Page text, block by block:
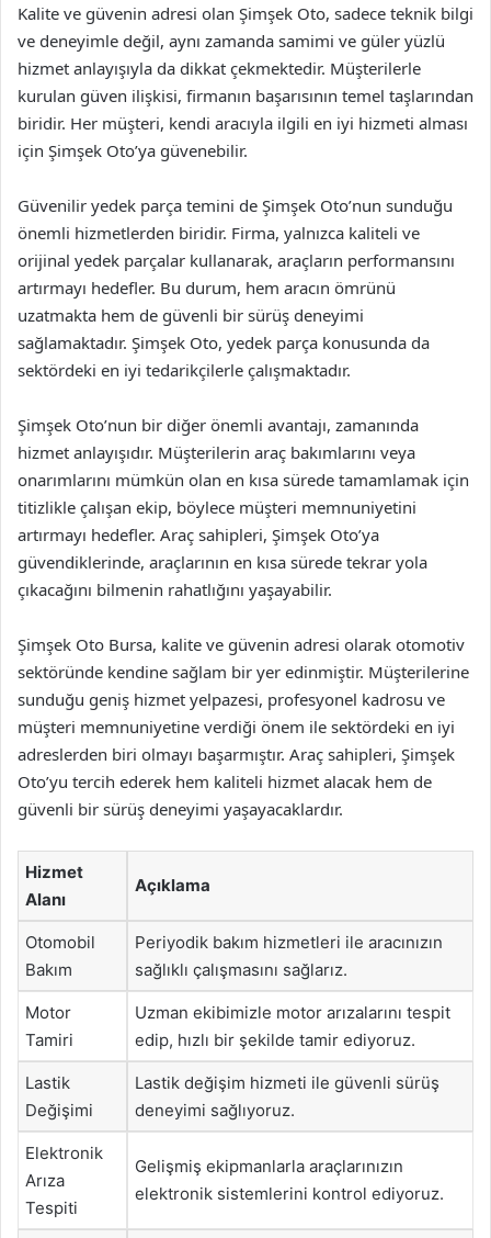
Kalite ve güvenin adresi olan Şimşek Oto, sadece teknik bilgi
ve deneyimle değil, aynı zamanda samimi ve güler yüzlü
hizmet anlayışıyla da dikkat çekmektedir. Müşterilerle
kurulan güven ilişkisi, firmanın başarısının temel taşlarından
biridir. Her müşteri, kendi aracıyla ilgili en iyi hizmeti alması
için Şimşek Oto’ya güvenebilir.
Güvenilir yedek parça temini de Şimşek Oto’nun sunduğu
önemli hizmetlerden biridir. Firma, yalnızca kaliteli ve
orijinal yedek parçalar kullanarak, araçların performansını
artırmayı hedefler. Bu durum, hem aracın ömrünü
uzatmakta hem de güvenli bir sürüş deneyimi
sağlamaktadır. Şimşek Oto, yedek parça konusunda da
sektördeki en iyi tedarikçilerle çalışmaktadır.
Şimşek Oto’nun bir diğer önemli avantajı, zamanında
hizmet anlayışıdır. Müşterilerin araç bakımlarını veya
onarımlarını mümkün olan en kısa sürede tamamlamak için
titizlikle çalışan ekip, böylece müşteri memnuniyetini
artırmayı hedefler. Araç sahipleri, Şimşek Oto’ya
güvendiklerinde, araçlarının en kısa sürede tekrar yola
çıkacağını bilmenin rahatlığını yaşayabilir.
Şimşek Oto Bursa, kalite ve güvenin adresi olarak otomotiv
sektöründe kendine sağlam bir yer edinmiştir. Müşterilerine
sunduğu geniş hizmet yelpazesi, profesyonel kadrosu ve
müşteri memnuniyetine verdiği önem ile sektördeki en iyi
adreslerden biri olmayı başarmıştır. Araç sahipleri, Şimşek
Oto’yu tercih ederek hem kaliteli hizmet alacak hem de
güvenli bir sürüş deneyimi yaşayacaklardır.
Hizmet
Alanı
Açıklama
Otomobil
Bakım
Periyodik bakım hizmetleri ile aracınızın
sağlıklı çalışmasını sağlarız.
Motor
Tamiri
Uzman ekibimizle motor arızalarını tespit
edip, hızlı bir şekilde tamir ediyoruz.
Lastik
Değişimi
Lastik değişim hizmeti ile güvenli sürüş
deneyimi sağlıyoruz.
Elektronik
Arıza
Tespiti
Gelişmiş ekipmanlarla araçlarınızın
elektronik sistemlerini kontrol ediyoruz.